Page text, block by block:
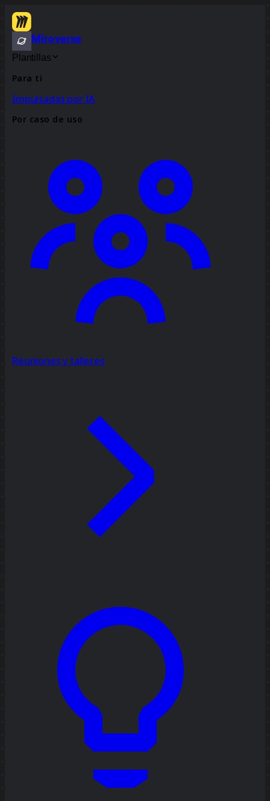
Miroverse
Plantillas
Para ti
Impulsadas por IA
Por caso de uso
Reuniones y talleres